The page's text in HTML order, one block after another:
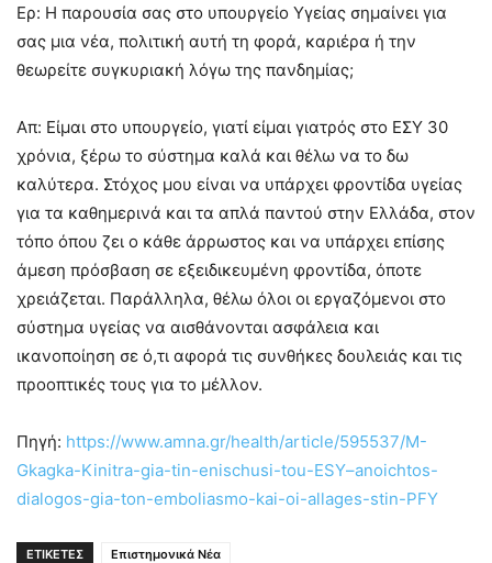
Ερ: Η παρουσία σας στο υπουργείο Υγείας σημαίνει για
σας μια νέα, πολιτική αυτή τη φορά, καριέρα ή την
θεωρείτε συγκυριακή λόγω της πανδημίας;
Απ: Είμαι στο υπουργείο, γιατί είμαι γιατρός στο ΕΣΥ 30
χρόνια, ξέρω το σύστημα καλά και θέλω να το δω
καλύτερα. Στόχος μου είναι να υπάρχει φροντίδα υγείας
για τα καθημερινά και τα απλά παντού στην Ελλάδα, στον
τόπο όπου ζει ο κάθε άρρωστος και να υπάρχει επίσης
άμεση πρόσβαση σε εξειδικευμένη φροντίδα, όποτε
χρειάζεται. Παράλληλα, θέλω όλοι οι εργαζόμενοι στο
σύστημα υγείας να αισθάνονται ασφάλεια και
ικανοποίηση σε ό,τι αφορά τις συνθήκες δουλειάς και τις
προοπτικές τους για το μέλλον.
Πηγή: https://www.amna.gr/health/article/595537/M-
Gkagka-Kinitra-gia-tin-enischusi-tou-ESY–anoichtos-
dialogos-gia-ton-emboliasmo-kai-oi-allages-stin-PFY
ΕΤΙΚΕΤΕΣ Επιστημονικά Νέα